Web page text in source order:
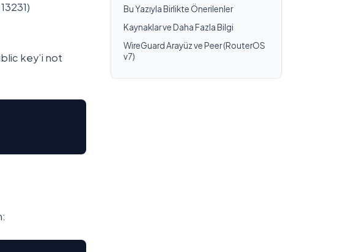
key’i not
Bu Yazıyla Birlikte Önerilenler
Kaynaklar ve Daha Fazla Bilgi
WireGuard Arayüz ve Peer (RouterOS
v7)